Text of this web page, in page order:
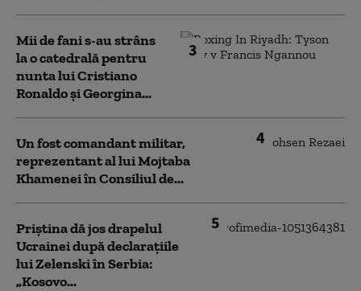
3
Mii de fani s-au strâns
la o catedrală pentru
nunta lui Cristiano
Ronaldo şi Georgina...
4
Un fost comandant militar,
reprezentant al lui Mojtaba
Khamenei în Consiliul de...
5
Priștina dă jos drapelul
Ucrainei după declarațiile
lui Zelenski în Serbia:
„Kosovo...